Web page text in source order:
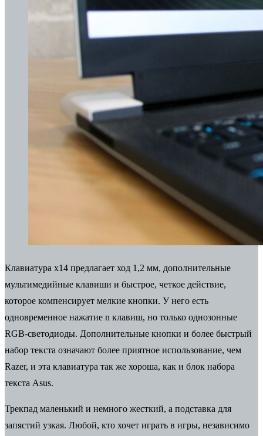
Клавиатура x14 предлагает ход 1,2 мм, дополнительные
мультимедийные клавиши и быстрое, четкое действие,
которое компенсирует мелкие кнопки. У него есть
одновременное нажатие n клавиш, но только однозонные
RGB-светодиоды. Дополнительные кнопки и более быстрый
набор текста означают более приятное использование, чем
Razer, и эта клавиатура так же хороша, как и блок набора
текста Asus.
Трекпад маленький и немного жесткий, а подставка для
запястий узкая. Любой, кто хочет играть в игры, независимо